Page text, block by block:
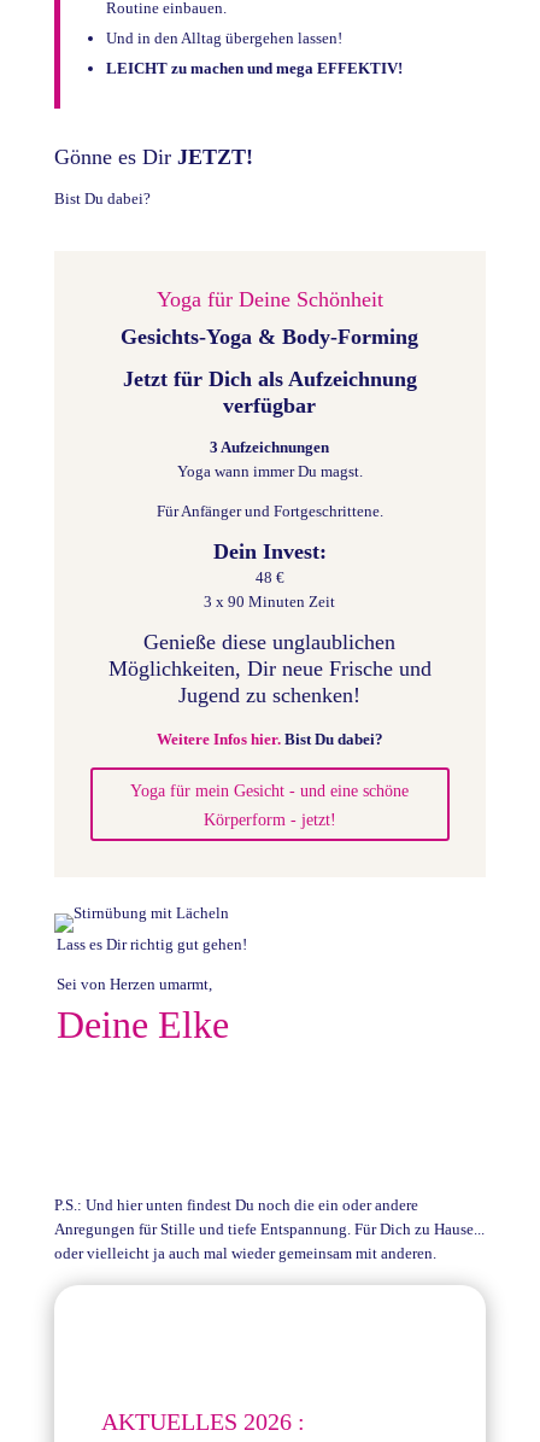
Routine einbauen.
Und in den Alltag übergehen lassen!
LEICHT zu machen und mega EFFEKTIV!
Gönne es Dir JETZT!
Bist Du dabei?
Yoga für Deine Schönheit
Gesichts-Yoga & Body-Forming
Jetzt für Dich als Aufzeichnung
verfügbar
3 Aufzeichnungen
Yoga wann immer Du magst.
Für Anfänger und Fortgeschrittene.
Dein Invest:
48 €
3 x 90 Minuten Zeit
Genieße diese unglaublichen
Möglichkeiten, Dir neue Frische und
Jugend zu schenken!
Weitere Infos hier. Bist Du dabei?
Yoga für mein Gesicht - und eine schöne
Körperform - jetzt!
Lass es Dir richtig gut gehen!
Sei von Herzen umarmt,
Deine Elke
P.S.: Und hier unten findest Du noch die ein oder andere
Anregungen für Stille und tiefe Entspannung. Für Dich zu Hause...
oder vielleicht ja auch mal wieder gemeinsam mit anderen.
AKTUELLES 2026 :